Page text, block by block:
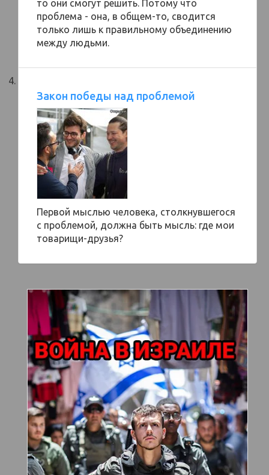
то они смогут решить. Потому что
проблема - она, в общем-то, сводится
только лишь к правильному объединению
между людьми.
Закон победы над проблемой
Первой мыслью человека, столкнувшегося
с проблемой, должна быть мысль: где мои
товарищи-друзья?